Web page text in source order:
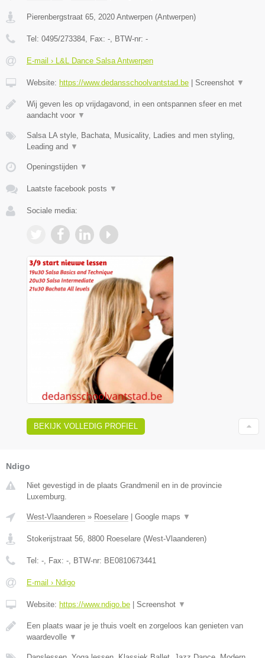
Pierenbergstraat 65 2020 Antwerpen (Antwerpen)
Tel: 0495/273384 , Fax: - , BTW-nr: -
E-mail › L&L Dance Salsa Antwerpen
Website: https://www.dedansschoolvantstad.be | Screenshot ▼
Wij geven les op vrijdagavond, in een ontspannen sfeer en met
aandacht voor ▼
Salsa LA style, Bachata, Musicality, Ladies and men styling,
Leading and ▼
Openingstijden ▼
Laatste facebook posts ▼
Sociale media:
BEKIJK VOLLEDIG PROFIEL
Ndigo
Niet gevestigd in de plaats Grandmenil en in de provincie
Luxemburg.
West-Vlaanderen » Roeselare | Google maps ▼
Stokerijstraat 56 8800 Roeselare (West-Vlaanderen)
Tel: - , Fax: - , BTW-nr: BE0810673441
E-mail › Ndigo
Website: https://www.ndigo.be | Screenshot ▼
Een plaats waar je je thuis voelt en zorgeloos kan genieten van
waardevolle ▼